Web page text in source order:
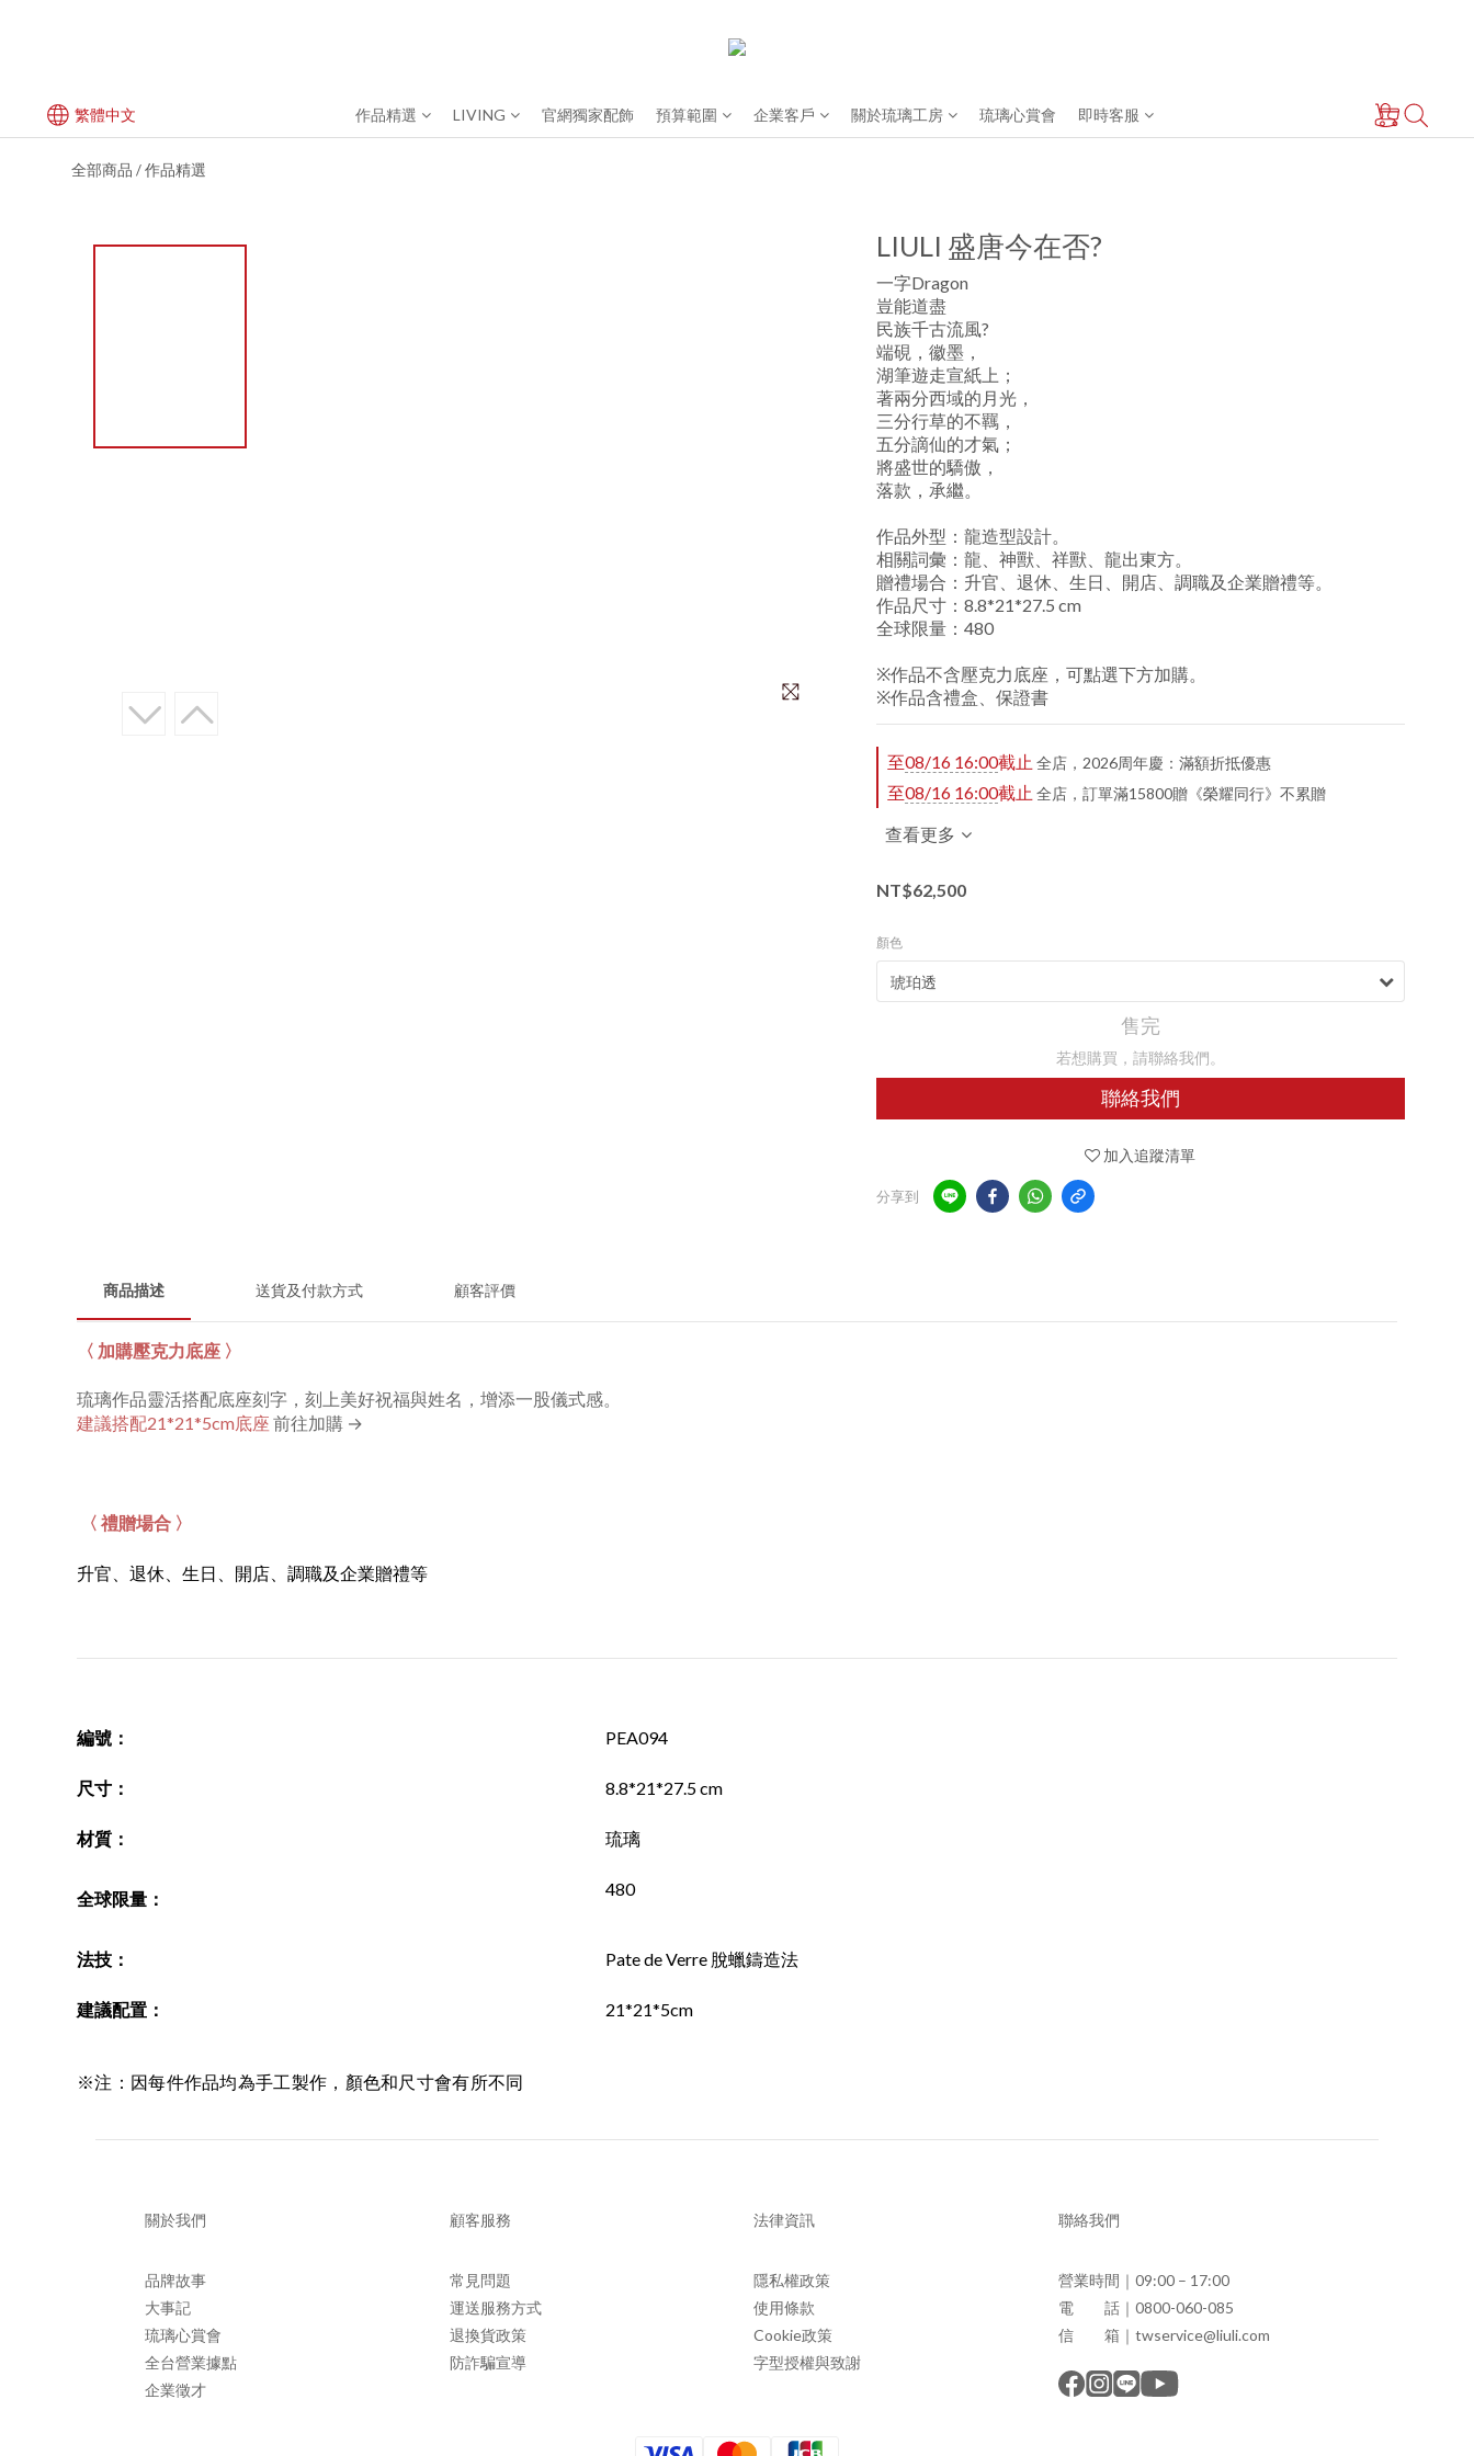
繁體中文 作品精選 LIVING 官網獨家配飾 預算範圍 企業客戶 關於琉璃工房 琉璃心賞會 即時客服
全部商品 /作品精選
LIULI 盛唐今在否?
一字Dragon
豈能道盡
民族千古流風?
端硯，徽墨，
湖筆遊走宣紙上；
著兩分西域的月光，
三分行草的不羈，
五分謫仙的才氣；
將盛世的驕傲，
落款，承繼。
作品外型：龍造型設計。
相關詞彙：龍、神獸、祥獸、龍出東方。
贈禮場合：升官、退休、生日、開店、調職及企業贈禮等。
作品尺寸：8.8*21*27.5 cm
全球限量：480
※作品不含壓克力底座，可點選下方加購。
※作品含禮盒、保證書
至08/16 16:00截止 全店，2026周年慶：滿額折抵優惠
至08/16 16:00截止 全店，訂單滿15800贈《榮耀同行》不累贈
查看更多
NT$62,500
顏色
售完
若想購買，請聯絡我們。
聯絡我們
加入追蹤清單
分享到
商品描述 送貨及付款方式 顧客評價
〈 加購壓克力底座 〉
琉璃作品靈活搭配底座刻字，刻上美好祝福與姓名，增添一股儀式感。
建議搭配21*21*5cm底座 前往加購 →
〈 禮贈場合 〉
升官、退休、生日、開店、調職及企業贈禮等
編號 ： PEA094
尺寸 ： 8.8*21*27.5 cm
材質 ： 琉璃
全球限量： 480
法技 ： Pate de Verre 脫蠟鑄造法
建議配置 ： 21*21*5cm
※注：因每件作品均為手工製作，顏色和尺寸會有所不同
關於我們
品牌故事
大事記
琉璃心賞會
全台營業據點
企業徵才
顧客服務
常見問題
運送服務方式
退換貨政策
防詐騙宣導
法律資訊
隱私權政策
使用條款
Cookie政策
字型授權與致謝
聯絡我們
營業時間｜09:00 – 17:00
電 話｜0800-060-085
信 箱｜twservice@liuli.com